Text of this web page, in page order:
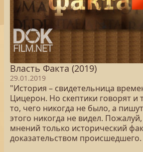
Власть Факта (2019)
29.01.2019
"История – свидетельница
Цицерон. Но скептики говорят и
то, чего никогда не было, а
этого никогда не видел.
мнений только исторический
доказательством происшедшего.